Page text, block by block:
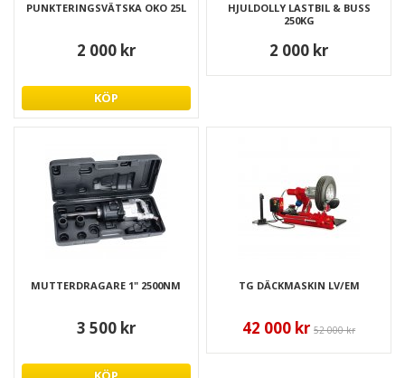
PUNKTERINGSVÄTSKA OKO 25L
2 000 kr
KÖP
HJULDOLLY LASTBIL & BUSS
250KG
2 000 kr
MUTTERDRAGARE 1" 2500NM
3 500 kr
TG DÄCKMASKIN LV/EM
42 000 kr 52 000 kr